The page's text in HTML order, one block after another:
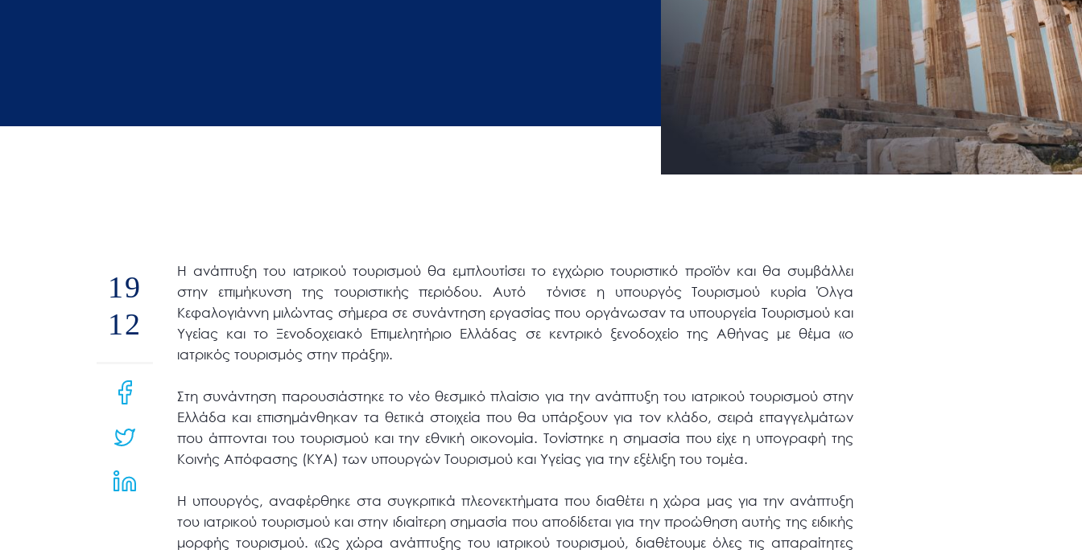
χρησιμοποιούν
19
12
Η ανάπτυξη του ιατρικού τουρισμού θα εμπλουτίσει το εγχώριο τουριστικό προϊόν και θα συμβάλλει
στην επιμήκυνση της τουριστικής περιόδου. Αυτό τόνισε η υπουργός Τουρισμού κυρία Όλγα
Κεφαλογιάννη μιλώντας σήμερα σε συνάντηση εργασίας που οργάνωσαν τα υπουργεία Τουρισμού και
Υγείας και το Ξενοδοχειακό Επιμελητήριο Ελλάδας σε κεντρικό ξενοδοχείο της Αθήνας με θέμα «ο
ιατρικός τουρισμός στην πράξη».
Στη συνάντηση παρουσιάστηκε το νέο θεσμικό πλαίσιο για την ανάπτυξη του ιατρικού τουρισμού στην
Ελλάδα και επισημάνθηκαν τα θετικά στοιχεία που θα υπάρξουν για τον κλάδο, σειρά επαγγελμάτων
που άπτονται του τουρισμού και την εθνική οικονομία. Τονίστηκε η σημασία που είχε η υπογραφή της
Κοινής Απόφασης (ΚΥΑ) των υπουργών Τουρισμού και Υγείας για την εξέλιξη του τομέα.
Η υπουργός, αναφέρθηκε στα συγκριτικά πλεονεκτήματα που διαθέτει η χώρα μας για την ανάπτυξη
του ιατρικού τουρισμού και στην ιδιαίτερη σημασία που αποδίδεται για την προώθηση αυτής της ειδικής
μορφής τουρισμού. «Ως χώρα ανάπτυξης του ιατρικού τουρισμού, διαθέτουμε όλες τις απαραίτητες